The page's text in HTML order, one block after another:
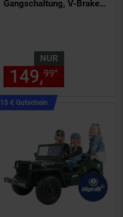
€ Sternchen
Gangschaltung, V-Brake-
NUR
149,99*
15 € Gutschein Kampagnen
Artikel15
Gutschein